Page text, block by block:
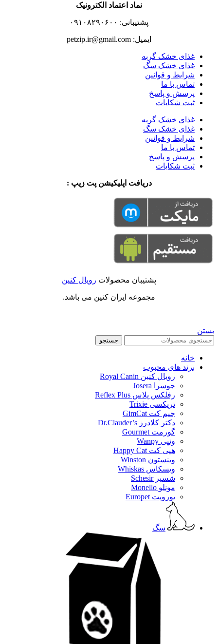
نماد اعتماد الکترونیک
پشتیبانی: ۰۹۱۰۸۲۹۰۶۰۰
ایمیل: petzip.ir@gmail.com
غذای خشک گربه
غذای خشک سگ
شرایط و قوانین
تماس با ما
پرسش و پاسخ
ثبت شکایات
غذای خشک گربه
غذای خشک سگ
شرایط و قوانین
تماس با ما
پرسش و پاسخ
ثبت شکایات
دریافت اپلیکیشن پت زیپ :
پشتیبان محصولات رویال کنین
مجموعه ایران کنین می باشد.
بستن
جستجو
خانه
برند های محبوب
رویال کنین Royal Canin
جوسرا Josera
رفلکس پلاس Reflex Plus
تریکسی Trixie
جیم کت GimCat
دکتر کلادرز Dr.Clauder’s
گورمت Gourmet
ونپی Wanpy
هپی کت Happy Cat
وینستون Winston
ویسکاس Whiskas
شسیر Schesir
مونلو Monello
یوروپت Europet
سگ